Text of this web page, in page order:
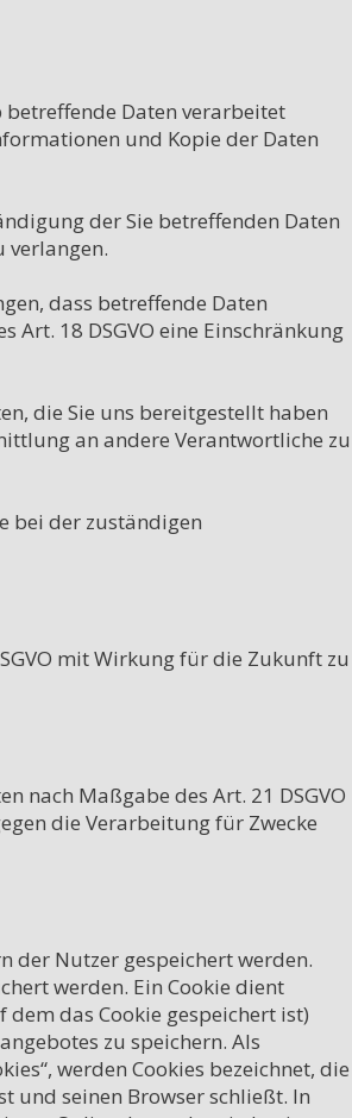
betreffende Daten verarbeitet
und Kopie der Daten
der Sie betreffenden Daten
verlangen.
dass betreffende Daten
Art. 18 DSGVO eine Einschränkung
die Sie uns bereitgestellt haben
an andere Verantwortliche zu
bei der zuständigen
mit Wirkung für die Zukunft zu
nach Maßgabe des Art. 21 DSGVO
die Verarbeitung für Zwecke
der Nutzer gespeichert werden.
werden. Ein Cookie dient
das Cookie gespeichert ist)
zu speichern. Als
werden Cookies bezeichnet, die
und seinen Browser schließt. In